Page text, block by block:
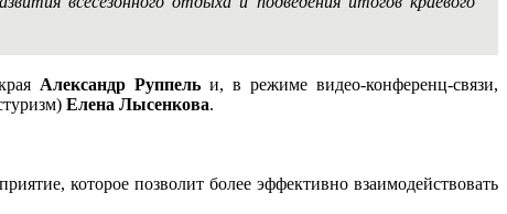
Александр Руппель и, в режиме видео-конференц-связи,
Елена Лысенкова.
которое позволит более эффективно взаимодействовать